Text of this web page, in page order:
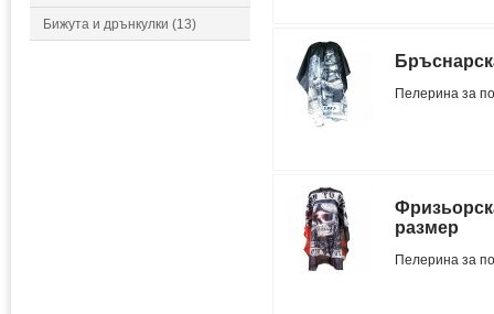
Бижута и дрънкулки (13)
Пелерина за
размер
Пелерина за